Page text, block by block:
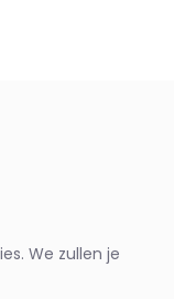
We zullen je